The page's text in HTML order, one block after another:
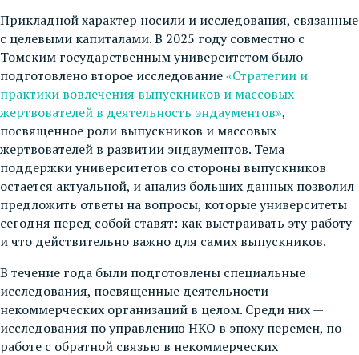
Прикладной характер носили и исследования, связанные
с целевыми капиталами. В 2025 году совместно с
Томским государственным университетом было
подготовлено второе исследование«Стратегии и
практики вовлечения выпускников и массовых
жертвователей в деятельность эндаументов»,
посвященное роли выпускников и массовых
жертвователей в развитии эндаументов. Тема
поддержки университетов со стороны выпускников
остается актуальной, и анализ больших данных позволил
предложить ответы на вопросы, которые университеты
сегодня перед собой ставят: как выстраивать эту работу
и что действительно важно для самих выпускников.
В течение года были подготовлены специальные
исследования, посвященные деятельности
некоммерческих организаций в целом. Среди них —
исследования по управлению НКО в эпоху перемен, по
работе с обратной связью в некоммерческих